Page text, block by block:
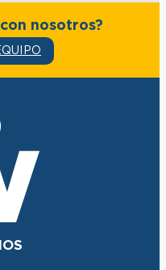
nosotros?